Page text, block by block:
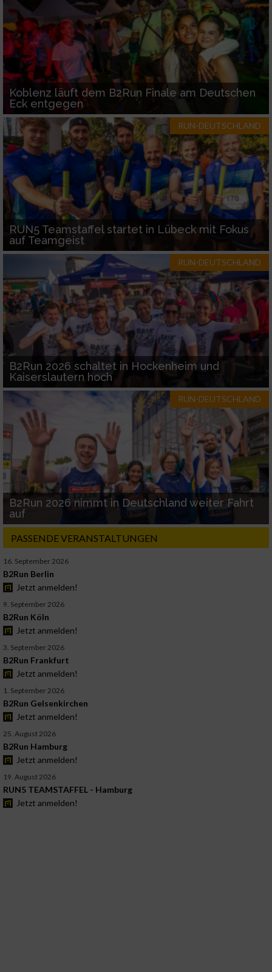
Koblenz läuft dem B2Run Finale am Deutschen
Eck entgegen
RUN-DEUTSCHLAND
RUN5 Teamstaffel startet in Lübeck mit Fokus
auf Teamgeist
RUN-DEUTSCHLAND
B2Run 2026 schaltet in Hockenheim und
Kaiserslautern hoch
RUN-DEUTSCHLAND
B2Run 2026 nimmt in Deutschland weiter Fahrt
auf
PASSENDE VERANSTALTUNGEN
16. September 2026
B2Run Berlin
Jetzt anmelden!
9. September 2026
B2Run Köln
Jetzt anmelden!
3. September 2026
B2Run Frankfurt
Jetzt anmelden!
1. September 2026
B2Run Gelsenkirchen
Jetzt anmelden!
25. August 2026
B2Run Hamburg
Jetzt anmelden!
19. August 2026
RUN5 TEAMSTAFFEL - Hamburg
Jetzt anmelden!